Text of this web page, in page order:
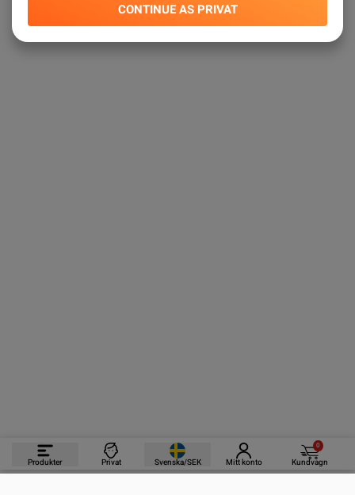
Produkter Privat Svenska/SEK Mitt konto
0
Kundvagn
CONTINUE AS PRIVAT